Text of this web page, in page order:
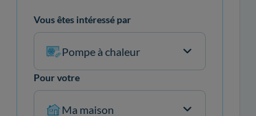
Vous êtes intéressé par
Pompe à chaleur
Pour votre
Ma maison